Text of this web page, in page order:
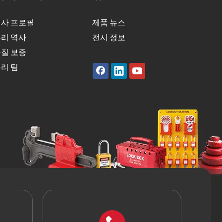
프로필
역사
보증
팀
제품 뉴스
전시 정보